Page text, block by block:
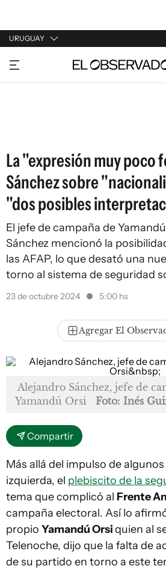
URUGUAY
URUGUAY
ARGENTINA
La "expresión muy poco
Sánchez sobre
"dos posibles
El jefe de campaña de
Sánchez mencionó la
las AFAP, lo que desató una
torno al sistema de seguridad
23 de octubre 2024 5:00 hs
Agregar El
Alejandro Sánchez, jefe de
Yamandú Orsi
Foto: Inés
Compartir
Más allá del impulso de
izquierda, el plebiscito de la
tema que complicó al Frente
campaña electoral. Así lo
propio Yamandú Orsiquien al
Telenoche, dijo que la falta de
de su partido en torno a este